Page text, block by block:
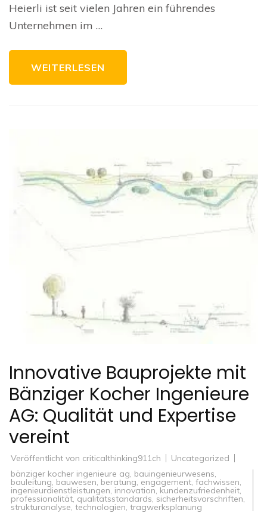
Heierli ist seit vielen Jahren ein führendes
Unternehmen im …
WEITERLESEN
Innovative Bauprojekte mit
Bänziger Kocher Ingenieure
AG: Qualität und Expertise
vereint
Veröffentlicht von criticalthinking911ch
Uncategorized
bänziger kocher ingenieure ag, bauingenieurwesens,
bauleitung, bauwesen, beratung, engagement, fachwissen,
ingenieurdienstleistungen, innovation, kundenzufriedenheit,
professionalität, qualitätsstandards, sicherheitsvorschriften,
strukturanalyse, technologien, tragwerksplanung